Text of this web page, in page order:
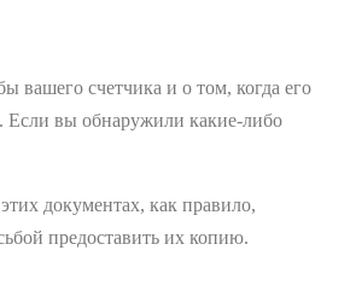
вашего счетчика и о том, когда его
Если вы обнаружили какие-либо
документах, как правило,
предоставить их копию.